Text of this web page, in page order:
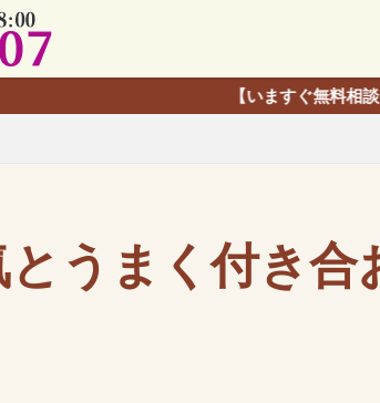
【いますぐ無料相談】LINE友だち
うまく付き合